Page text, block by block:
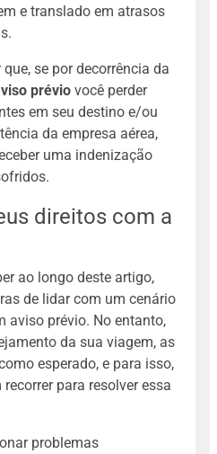
e translado em atrasos
se por decorrência da
prévio você perder
em seu destino e/ou
da empresa aérea,
uma indenização
direitos com a
ao longo deste artigo,
de lidar com um cenário
aviso prévio. No entanto,
da sua viagem, as
esperado, e para isso,
para resolver essa
problemas